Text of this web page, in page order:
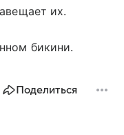
их.
бикини.
Поделиться